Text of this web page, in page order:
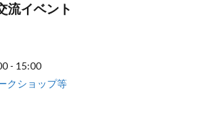
流イベント
- 15:00
クショップ等